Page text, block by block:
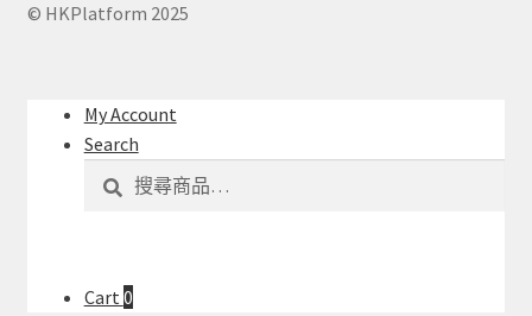
© HKPlatform 2025
My Account
Search
字:
Cart 0